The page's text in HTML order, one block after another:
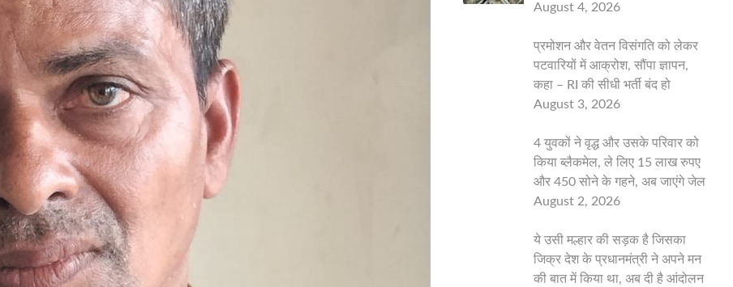
August 4, 2026
प्रमोशन और वेतन विसंगति को लेकर
पटवारियों में आक्रोश, सौंपा ज्ञापन,
कहा – RI की सीधी भर्ती बंद हो
August 3, 2026
4 युवकों ने वृद्ध और उसके परिवार को
किया ब्लैकमेल, ले लिए 15 लाख रुपए
और 450 सोने के गहने, अब जाएंगे जेल
August 2, 2026
ये उसी मल्हार की सड़क है जिसका
जिक्र देश के प्रधानमंत्री ने अपने मन
की बात में किया था, अब दी है आंदोलन